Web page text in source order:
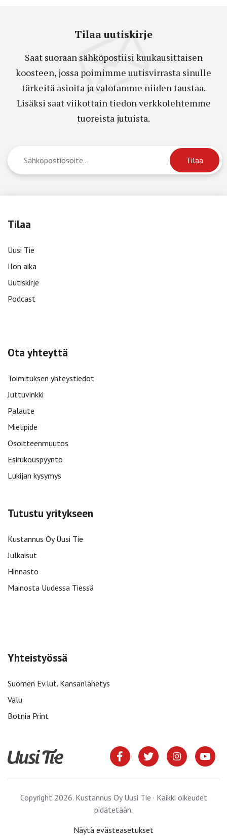
Tilaa uutiskirje
Saat suoraan sähköpostiisi kuukausittaisen
koosteen, jossa poimimme uutisvirrasta sinulle
tärkeitä asioita ja valotamme niiden taustaa.
Lisäksi saat viikottain tiedon verkkolehtemme
tuoreista jutuista.
Tilaa
Uusi Tie
Ilon aika
Uutiskirje
Podcast
Ota yhteyttä
Toimituksen yhteystiedot
Juttuvinkki
Palaute
Mielipide
Osoitteenmuutos
Esirukouspyyntö
Lukijan kysymys
Tutustu yritykseen
Kustannus Oy Uusi Tie
Julkaisut
Hinnasto
Mainosta Uudessa Tiessä
Yhteistyössä
Suomen Ev.lut. Kansanlähetys
Valu
Botnia Print
Copyright 2026. Kustannus Oy Uusi Tie · Kaikki oikeudet
pidätetään.
Näytä evästeasetukset